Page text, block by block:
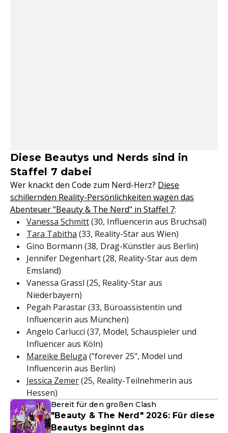
Diese Beautys und Nerds sind in
Staffel 7 dabei
Wer knackt den Code zum Nerd-Herz? Diese
schillernden Reality-Persönlichkeiten wagen das
Abenteuer "Beauty & The Nerd" in Staffel 7:
Vanessa Schmitt(30, Influencerin aus Bruchsal)
Tara Tabitha (33, Reality-Star aus Wien)
Gino Bormann (38, Drag-Künstler aus Berlin)
Jennifer Degenhart (28, Reality-Star aus dem
Emsland)
Vanessa Grassl (25, Reality-Star aus
Niederbayern)
Pegah Parastar (33, Büroassistentin und
Influencerin aus München)
Angelo Carlucci (37, Model, Schauspieler und
Influencer aus Köln)
Mareike Beluga ("forever 25", Model und
Influencerin aus Berlin)
Jessica Zemer(25, Reality-Teilnehmerin aus
Hessen)
Bereit für den großen Clash
"Beauty & The Nerd" 2026: Für diese
Beautys beginnt das